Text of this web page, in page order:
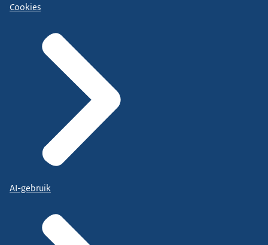
Cookies
AI-gebruik